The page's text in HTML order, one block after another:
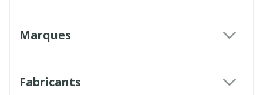
Marques
Fabricants